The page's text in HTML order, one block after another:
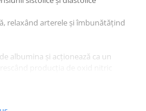
relaxând arterele și îmbunătățind
albumina și acționează ca un
menținerea permeabilității